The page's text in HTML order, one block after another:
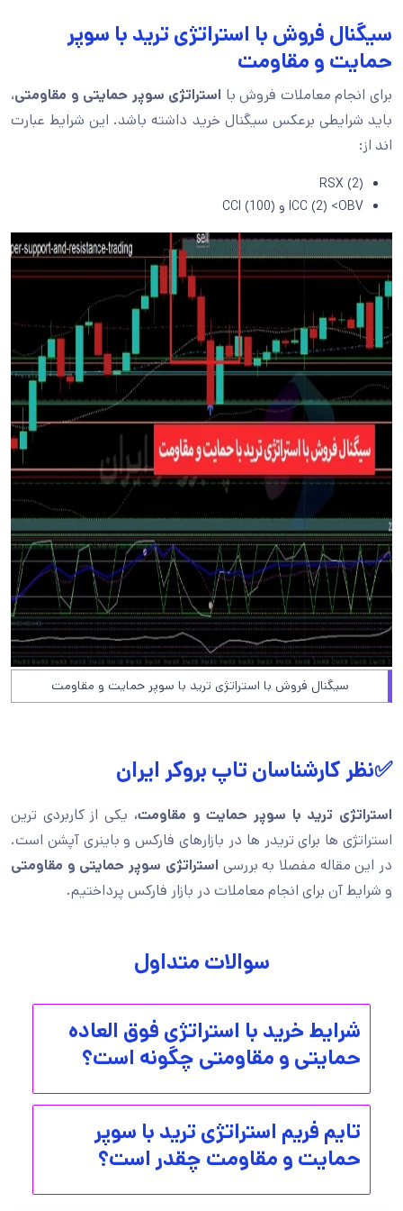
سیگنال فروش با استراتژی ترید با سوپر
حمایت و مقاومت
برای انجام معاملات فروش با استراتژی سوپر حمایتی و مقاومتی،
باید شرایطی برعکس سیگنال خرید داشته باشد. این شرایط عبارت
اند از:
RSX (2)
ICC (2) <OBV و CCI (100)
سیگنال فروش با استراتژی ترید با سوپر حمایت و مقاومت
✅نظر کارشناسان تاپ بروکر ایران
استراتژی ترید با سوپر حمایت و مقاومت، یکی از کاربردی ترین
استراتژی ها برایتریدر ها در بازارهای فارکس و باینری آپشن است.
در این مقاله مفصلا به بررسی استراتژی سوپر حمایتی و مقاومتی
و شرایط آن برای انجام معاملات در بازار فارکس پرداختیم.
سوالات متداول
شرایط خرید با استراتژی فوق العاده
حمایتی و مقاومتی چگونه است؟
تایم فریم استراتژی ترید با سوپر
حمایت و مقاومت چقدر است؟